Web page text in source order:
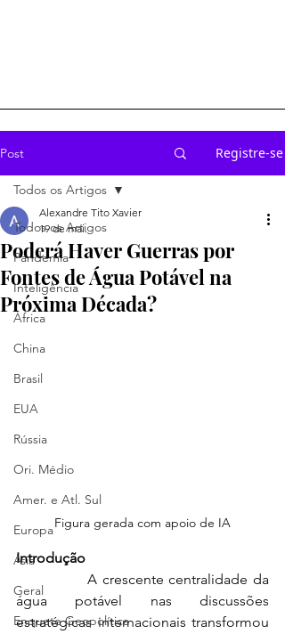
Post Registre-se
Todos os Artigos
Pandemia
Inteligência
África
China
Brasil
EUA
Rússia
Ori. Médio
Amer. e Atl. Sul
Europa
Ásia
Geral
Enquete Geopolítica
Todos os Artigos
Poderá Haver Guerras por
Fontes de Água Potável na
Próxima Década?
Alexandre Tito Xavier
19 de mai.
Figura gerada com apoio de IA
Introdução
A crescente centralidade da
água potável nas discussões
estratégicas internacionais transformou